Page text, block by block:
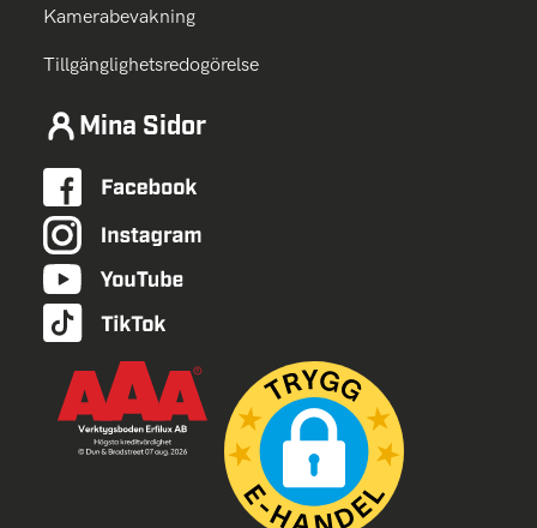
Kamerabevakning
Tillgänglighetsredogörelse
Mina Sidor